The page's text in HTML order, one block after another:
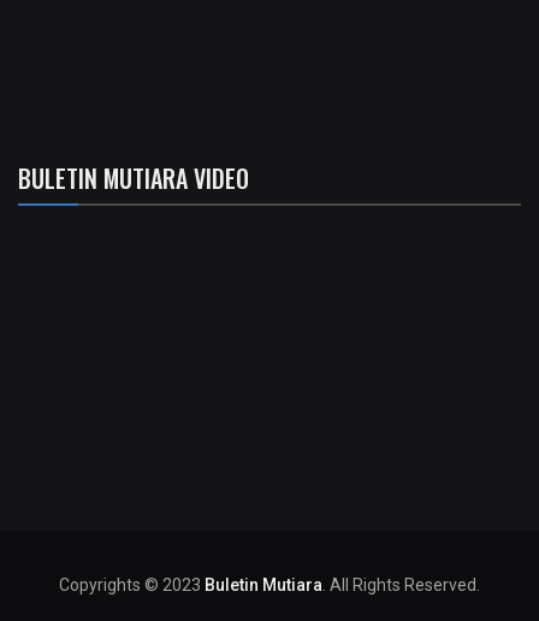
BULETIN MUTIARA VIDEO
Copyrights © 2023 Buletin Mutiara . All Rights Reserved.